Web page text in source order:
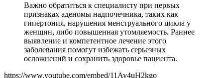
Важно обратиться к специалисту при первых
признаках аденомы надпочечника, таких как
гипертония, нарушения менструального цикла у
женщин, либо повышенная утомляемость. Раннее
выявление и компетентное лечение этого
заболевания помогут избежать серьезных
осложнений и сохранить здоровье пациента.
https://www.youtube.com/embed/11Ay4uH2kgo